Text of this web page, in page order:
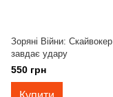
Зоряні Війни: Скайвокер
завдає удару
550 грн